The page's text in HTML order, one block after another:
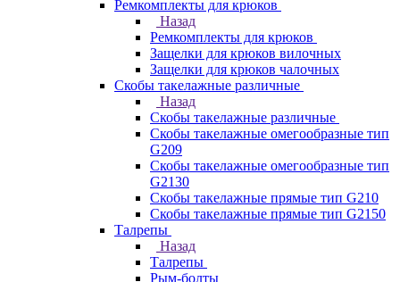
Ремкомплекты для крюков
Назад
Ремкомплекты для крюков
Защелки для крюков вилочных
Защелки для крюков чалочных
Скобы такелажные различные
Назад
Скобы такелажные различные
Скобы такелажные омегообразные тип
G209
Скобы такелажные омегообразные тип
G2130
Скобы такелажные прямые тип G210
Скобы такелажные прямые тип G2150
Талрепы
Назад
Талрепы
Рым-болты